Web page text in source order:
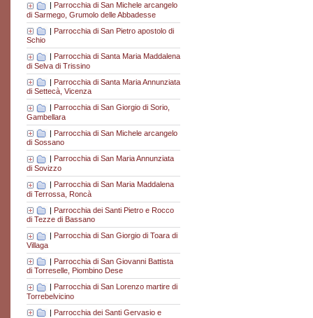
| Parrocchia di San Michele arcangelo
di Sarmego, Grumolo delle Abbadesse
| Parrocchia di San Pietro apostolo di
Schio
Parrocchia di Santa Maria Maddalena
di Selva di Trissino
| Parrocchia di Santa Maria Annunziata
di Settecà, Vicenza
Parrocchia di San Giorgio di Sorio,
Gambellara
| Parrocchia di San Michele arcangelo
di Sossano
Parrocchia di San Maria Annunziata
di Sovizzo
| Parrocchia di San Maria Maddalena
di Terrossa, Roncà
| Parrocchia dei Santi Pietro e Rocco
di Tezze di Bassano
| Parrocchia di San Giorgio di Toara di
Villaga
| Parrocchia di San Giovanni Battista
di Torreselle, Piombino Dese
| Parrocchia di San Lorenzo martire di
Torrebelvicino
| Parrocchia dei Santi Gervasio e